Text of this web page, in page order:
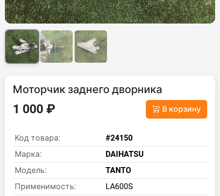
Моторчик заднего дворника
1 000 ₽ В корзину
Код товара:
#24150
Марка:
DAIHATSU
Модель:
TANTO
Применимость:
LA600S